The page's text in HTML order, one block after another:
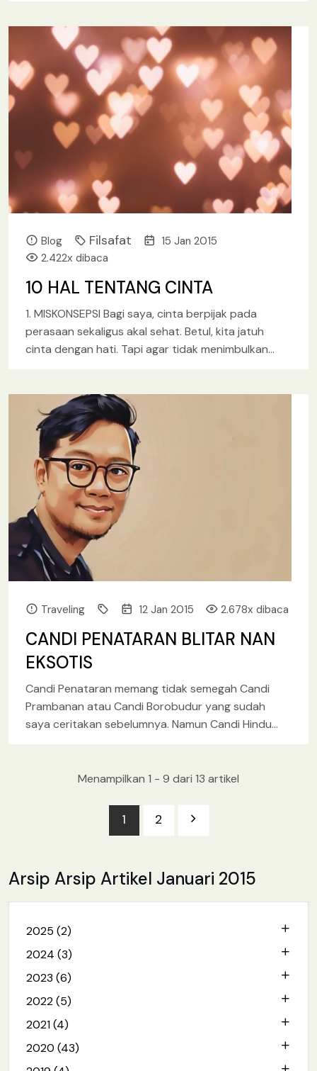
Blog Filsafat
15 Jan 2015
2.422x dibaca
10 HAL TENTANG CINTA
1. MISKONSEPSI Bagi saya, cinta berpijak pada
perasaan sekaligus akal sehat. Betul, kita jatuh
cinta dengan hati. Tapi agar tidak menimbulkan
Traveling 12 Jan 2015 2.678x dibaca
CANDI PENATARAN BLITAR NAN
EKSOTIS
Candi Penataran memang tidak semegah Candi
Prambanan atau Candi Borobudur yang sudah
saya ceritakan sebelumnya. Namun Candi Hindu
Menampilkan 1 - 9 dari 13 artikel
1 2
Arsip Arsip Artikel Januari 2015
2025 (2)
2024 (3)
2023 (6)
2022 (5)
2021 (4)
2020 (43)